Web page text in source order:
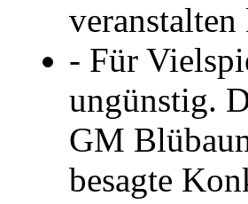
- Für
ungünstig.
GM
besagte